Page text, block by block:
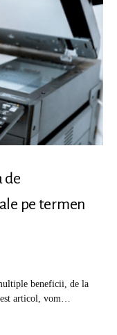
de
pe termen
beneficii, de la
articol, vom…